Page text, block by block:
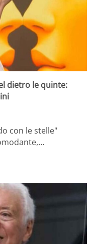
dietro le quinte:
con le stelle"